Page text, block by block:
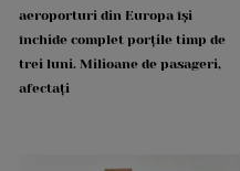
aeroporturi din Europa își
închide complet porțile timp de
trei luni. Milioane de pasageri,
afectați